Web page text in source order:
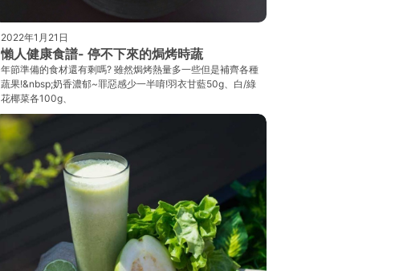
2022年1月21日
懶人健康食譜- 停不下來的焗烤時蔬
年節準備的食材還有剩嗎? 雖然焗烤熱量多一些但是補齊各種
蔬果!&nbsp;奶香濃郁~罪惡感少一半唷!羽衣甘藍50g、白/綠
花椰菜各100g、